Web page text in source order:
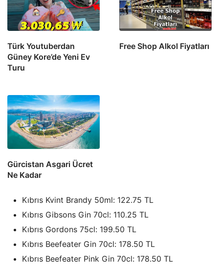
Türk Youtuberdan
Güney Kore’de Yeni Ev
Turu
Free Shop Alkol Fiyatları
Gürcistan Asgari Ücret
Ne Kadar
Kıbrıs Kvint Brandy 50ml: 122.75 TL
Kıbrıs Gibsons Gin 70cl: 110.25 TL
Kıbrıs Gordons 75cl: 199.50 TL
Kıbrıs Beefeater Gin 70cl: 178.50 TL
Kıbrıs Beefeater Pink Gin 70cl: 178.50 TL